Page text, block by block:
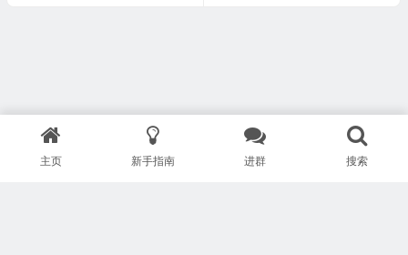
主页 新手指南 进群 搜索